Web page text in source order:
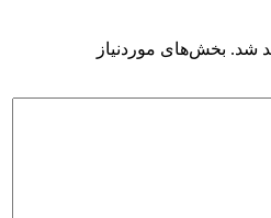
شد. بخش‌های موردنیاز